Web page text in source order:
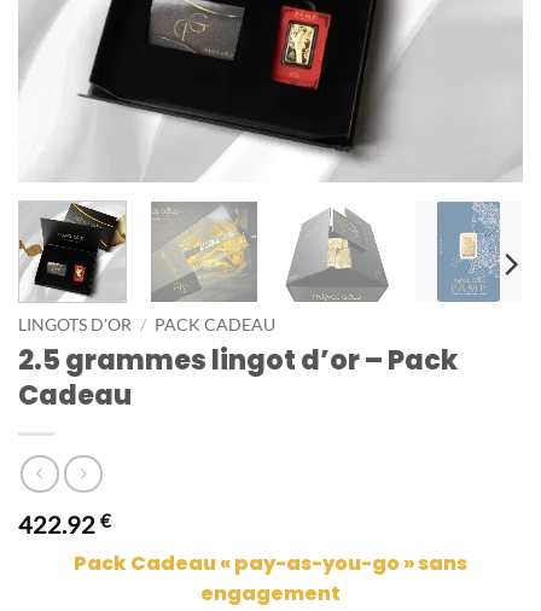
LINGOTS D'OR / PACK CADEAU
2.5 grammes lingot d’or – Pack
Cadeau
422.92 €
Pack Cadeau « pay-as-you-go » sans
engagement